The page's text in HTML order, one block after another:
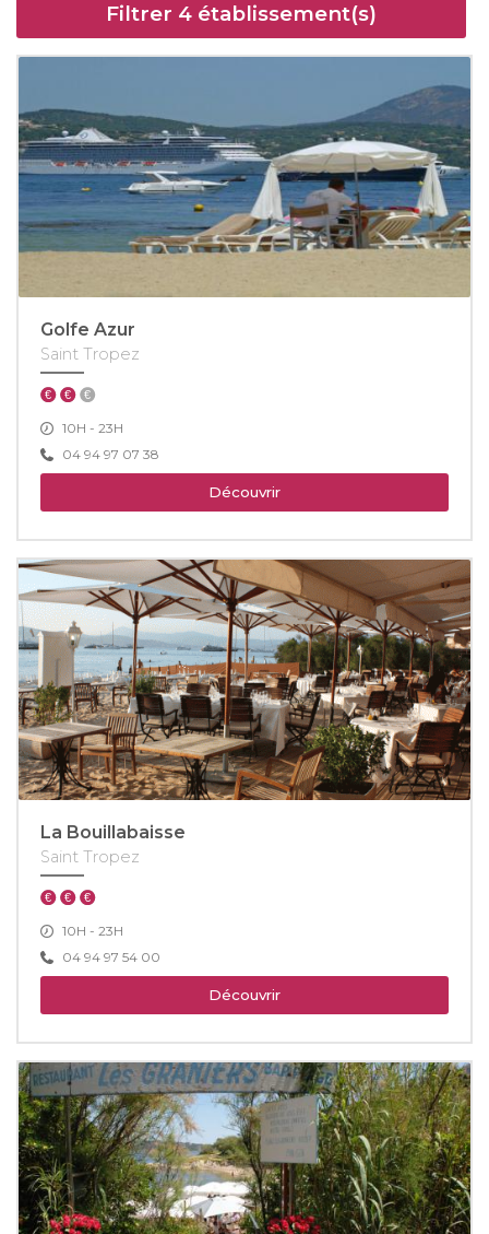
Filtrer 4établissement(s)
Golfe Azur
Saint Tropez
10H - 23H
04 94 97 07 38
Découvrir
La Bouillabaisse
Saint Tropez
10H - 23H
04 94 97 54 00
Découvrir